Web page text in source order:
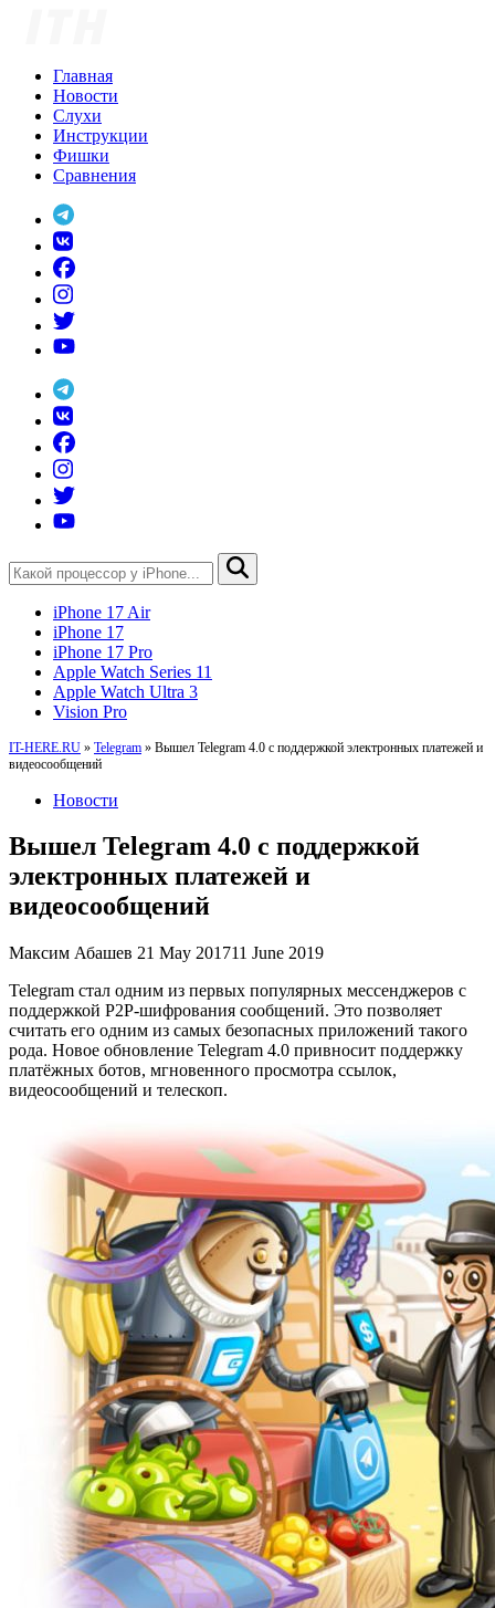
Главная
Новости
Слухи
Инструкции
Фишки
Сравнения
iPhone 17 Air
iPhone 17
iPhone 17 Pro
Apple Watch Series 11
Apple Watch Ultra 3
Vision Pro
IT-HERE.RU » Telegram » Вышел Telegram 4.0 с поддержкой электронных платежей и
видеосообщений
Новости
Вышел Telegram 4.0 с поддержкой
электронных платежей и
видеосообщений
Максим Абашев 21 May 201711 June 2019
Telegram стал одним из первых популярных мессенджеров с
поддержкой P2P-шифрования сообщений. Это позволяет
считать его одним из самых безопасных приложений такого
рода. Новое обновление Telegram 4.0 привносит поддержку
платёжных ботов, мгновенного просмотра ссылок,
видеосообщений и телескоп.